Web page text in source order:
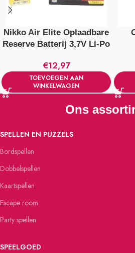
Nikko Air Elite Oplaadbare
Reserve Batterij 3,7V Li-Po
€12,97
TOEVOEGEN AAN
WINKELWAGEN
Ons
SPELLEN EN PUZZELS
Bordspellen
Dobbelspellen
Kaartspellen
Escape room
Party spellen
SPEELGOED